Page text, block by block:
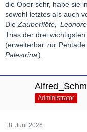
die Oper sehr, habe sie
sowohl letztes als auch
DieZauberflöte, Leonore
Trias der drei
(erweiterbar zur
Palestrina).
Administrator
18. Juni 2026